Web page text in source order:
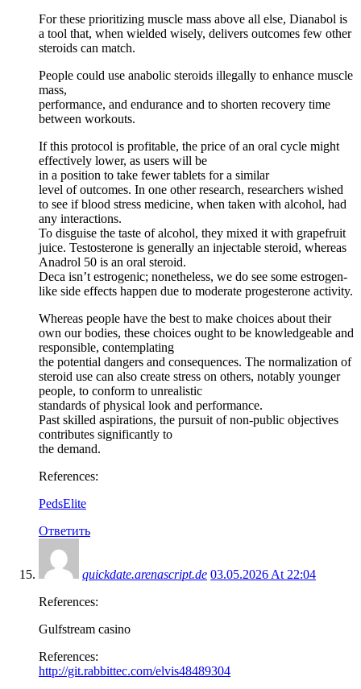
For these prioritizing muscle mass above all else, Dianabol is
a tool that, when wielded wisely, delivers outcomes few other
steroids can match.
People could use anabolic steroids illegally to enhance muscle
mass,
performance, and endurance and to shorten recovery time
between workouts.
If this protocol is profitable, the price of an oral cycle might
effectively lower, as users will be
in a position to take fewer tablets for a similar
level of outcomes. In one other research, researchers wished
to see if blood stress medicine, when taken with alcohol, had
any interactions.
To disguise the taste of alcohol, they mixed it with grapefruit
juice. Testosterone is generally an injectable steroid, whereas
Anadrol 50 is an oral steroid.
Deca isn’t estrogenic; nonetheless, we do see some estrogen-
like side effects happen due to moderate progesterone activity.
Whereas people have the best to make choices about their
own our bodies, these choices ought to be knowledgeable and
responsible, contemplating
the potential dangers and consequences. The normalization of
steroid use can also create stress on others, notably younger
people, to conform to unrealistic
standards of physical look and performance.
Past skilled aspirations, the pursuit of non-public objectives
contributes significantly to
the demand.
References:
PedsElite
Ответить
quickdate.arenascript.de 03.05.2026 At 22:04
References:
Gulfstream casino
References:
http://git.rabbittec.com/elvis48489304